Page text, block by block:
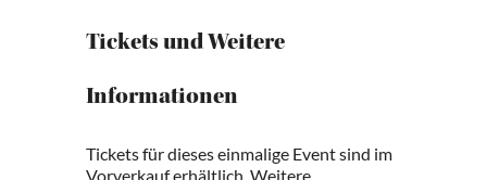
Tickets und Weitere
Informationen
Tickets für dieses einmalige Event sind im
Vorverkauf erhältlich. Weitere